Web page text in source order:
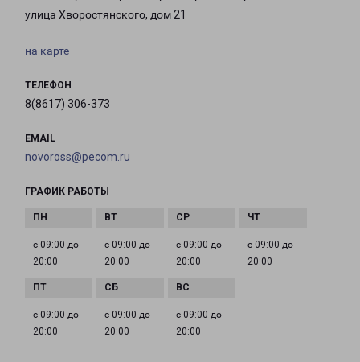
улица Хворостянского, дом 21
на карте
ТЕЛЕФОН
8(8617) 306-373
EMAIL
novoross@pecom.ru
ГРАФИК РАБОТЫ
с 09:00 до
20:00
с 09:00 до
20:00
с 09:00 до
20:00
с 09:00 до
20:00
с 09:00 до
20:00
с 09:00 до
20:00
с 09:00 до
20:00